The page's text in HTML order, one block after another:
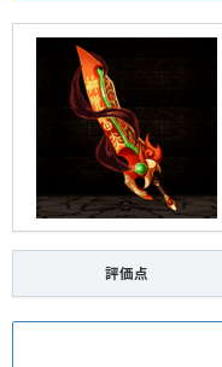
評価点